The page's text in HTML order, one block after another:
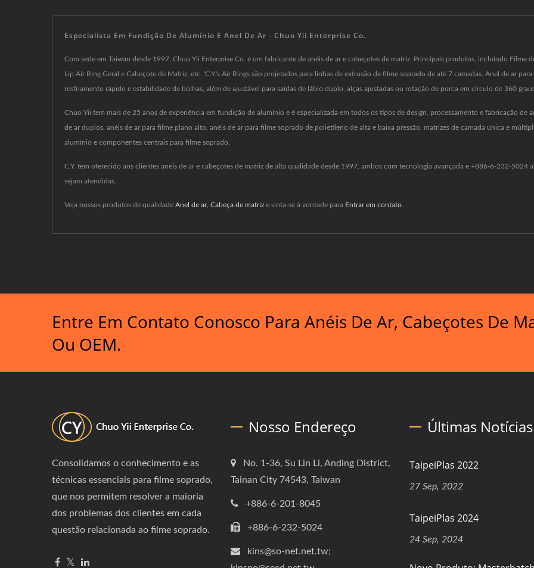
Especialista Em Fundição De Alumínio E Anel De Ar - Chuo Yii Enterprise Co.
Com sede em Taiwan desde 1997, Chuo Yii Enterprise Co. é um fabricante de anéis de ar e cabeçotes de matriz. Principais produtos, incluindo Filme
Lip Air Ring Geral e Cabeçote de Matriz, etc. 'C.Y.'s Air Rings são projetados para linhas de extrusão de filme soprado de até 7 camadas. Anel de ar
resfriamento rápido e estabilidade de bolhas, além de ajustável para saídas de lábio duplo, alças ajustadas ou rotação de porca em círculo de 360
Chuo Yii tem mais de 25 anos de experiência em fundição de alumínio e é especializada em todos os tipos de design, processamento e fabricação
de ar duplos, anéis de ar para filme plano alto, anéis de ar para filme soprado de polietileno de alta e baixa pressão, matrizes de camada única e
alumínio e componentes centrais para filme soprado.
C.Y. tem oferecido aos clientes anéis de ar e cabeçotes de matriz de alta qualidade desde 1997, ambos com tecnologia avançada e +886-6-232-5024
sejam atendidas.
Veja nossos produtos de qualidade Anel de ar, Cabeça de matriz e sinta-se à vontade para Entrar em contato
Entre Em Contato Conosco Para Anéis De Ar, Cabeçotes De
Ou OEM.
Consolidamos o conhecimento e as
técnicas essenciais para filme soprado,
que nos permitem resolver a maioria
dos problemas dos clientes em cada
questão relacionada ao filme soprado.
Nosso Endereço
No. 1-36, Su Lin Li, Anding District,
Tainan City 74543, Taiwan
+886-6-201-8045
+886-6-232-5024
kins@so-net.net.tw;
Últimas Notícias
TaipeiPlas 2022
27 Sep, 2022
TaipeiPlas 2024
24 Sep, 2024